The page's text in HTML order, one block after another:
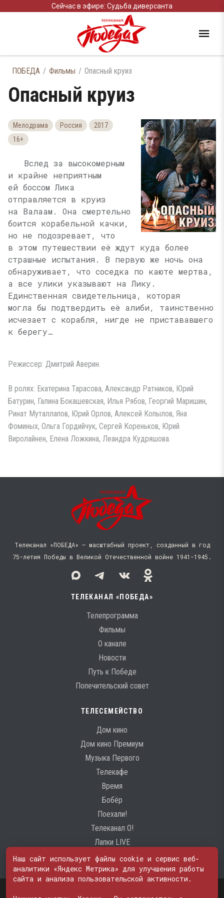
Сейчас в эфире: Судьба диверсанта
ПОБЕДА Фильмы Опасный круиз
Опасный круиз
Мелодрама Россия
2017
16+
Вслед за высокомерным
и крайне неприятным
ей боссом Лика
отправляется в круиз
на Валаам. Она смертельно
боится корабельной качки,
но не подозревает, что
в этом путешествии её ждут куда более
страшные испытания. В первую же ночь она
обнаруживает, что соседка по каюте мертва,
а все улики указывают на Лику.
Единственная свидетельница, которая
могла бы подтвердить её алиби, таинственно
исчезает с корабля, нигде не пристававшего
к берегу…
Режиссер: Дмитрий Аверин.
В ролях: Екатерина Тарасова, Александр Ратников, Юрий
Батурин, Галина Бокашевская, Илья Рябов, Георгий Маришин,
Ринат Муталлапов, Юрий Орлов, Алексей Копылов, Яна
Фоминых, Ольга Гордийчук, Сергей Кореньков, Юрий
Виролайнен, Елена Ложкина, Леандра Кудряшова.
Телеканал «ПОБЕДА» — масштабный проект, созданный в год
75-летия Победы в Великой Отечественной войне 1941−1945.
ТЕЛЕКАНАЛ «ПОБЕДА»
Телепрограмма
Фильмы
О канале
Новости
Путь к Победе
Попечительский совет
ТЕЛЕСЕМЕЙСТВО
Дом кино
Дом кино Премиум
Музыка Первого
Телекафе
Время
Бобёр
Поехали!
Телеканал О!
Лапки LIVE
Наш сайт использует файлы cookie и сервис веб-
аналитики «Яндекс Метрика» для улучшения работы
сайта и анализа пользовательской активности.